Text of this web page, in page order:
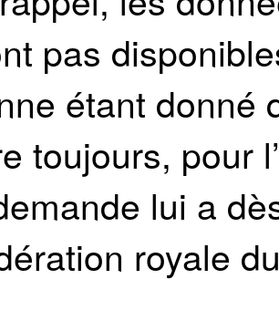
pas
étant donné
toujours, pour
lui a
royale